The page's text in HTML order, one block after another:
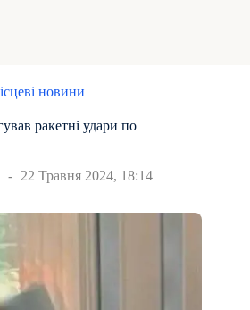
новини
ракетні удари по
22 Травня 2024, 18:14